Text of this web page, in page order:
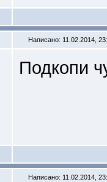
Написано: 11.02.2014,
Подкопи
Написано: 11.02.2014,